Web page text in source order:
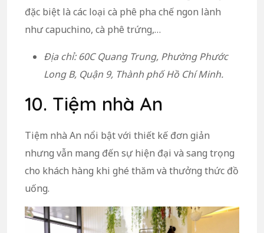
đặc biệt là các loại cà phê pha chế ngon lành
như capuchino, cà phê trứng,…
Địa chỉ: 60C Quang Trung, Phường Phước
Long B, Quận 9, Thành phố Hồ Chí Minh.
10. Tiệm nhà An
Tiệm nhà An nổi bật với thiết kế đơn giản
nhưng vẫn mang đến sự hiện đại và sang trọng
cho khách hàng khi ghé thăm và thưởng thức đồ
uống.